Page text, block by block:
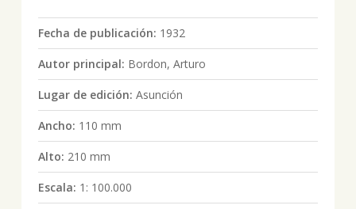
Fecha de publicación: 1932
Autor principal: Bordon, Arturo
Lugar de edición: Asunción
Ancho: 110 mm
Alto: 210 mm
Escala: 1: 100.000